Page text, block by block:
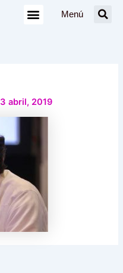
Menú
3 abril, 2019